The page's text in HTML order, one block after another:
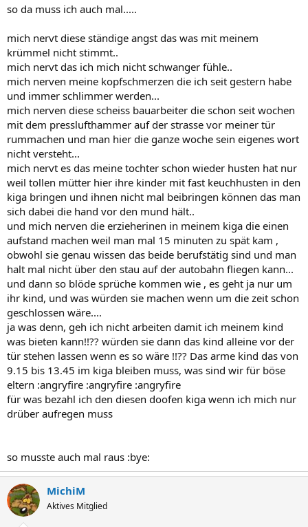
so da muss ich auch mal.....
mich nervt diese ständige angst das was mit meinem
krümmel nicht stimmt..
mich nervt das ich mich nicht schwanger fühle..
mich nerven meine kopfschmerzen die ich seit gestern habe
und immer schlimmer werden...
mich nerven diese scheiss bauarbeiter die schon seit wochen
mit dem presslufthammer auf der strasse vor meiner tür
rummachen und man hier die ganze woche sein eigenes wort
nicht versteht...
mich nervt es das meine tochter schon wieder husten hat nur
weil tollen mütter hier ihre kinder mit fast keuchhusten in den
kiga bringen und ihnen nicht mal beibringen können das man
sich dabei die hand vor den mund hält..
und mich nerven die erzieherinen in meinem kiga die einen
aufstand machen weil man mal 15 minuten zu spät kam ,
obwohl sie genau wissen das beide berufstätig sind und man
halt mal nicht über den stau auf der autobahn fliegen kann...
und dann so blöde sprüche kommen wie , es geht ja nur um
ihr kind, und was würden sie machen wenn um die zeit schon
geschlossen wäre....
ja was denn, geh ich nicht arbeiten damit ich meinem kind
was bieten kann!!?? würden sie dann das kind alleine vor der
tür stehen lassen wenn es so wäre !!?? Das arme kind das von
9.15 bis 13.45 im kiga bleiben muss, was sind wir für böse
eltern :angryfire :angryfire :angryfire
für was bezahl ich den diesen doofen kiga wenn ich mich nur
drüber aufregen muss
so musste auch mal raus :bye:
MichiM
Aktives Mitglied